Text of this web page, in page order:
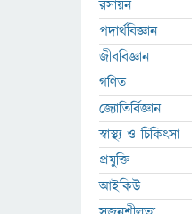
রসায়ন
পদার্থবিজ্ঞান
জীববিজ্ঞান
গণিত
জ্যোতির্বিজ্ঞান
স্বাস্থ্য ও চিকিৎসা
প্রযুক্তি
আইকিউ